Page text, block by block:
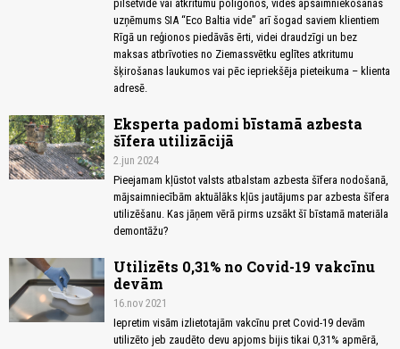
pilsētvidē vai atkritumu poligonos, vides apsaimniekošanas
uzņēmums SIA “Eco Baltia vide” arī šogad saviem klientiem
Rīgā un reģionos piedāvās ērti, videi draudzīgi un bez
maksas atbrīvoties no Ziemassvētku eglītes atkritumu
šķirošanas laukumos vai pēc iepriekšēja pieteikuma – klienta
adresē.
Eksperta padomi bīstamā azbesta
šīfera utilizācijā
2.jun 2024
Pieejamam kļūstot valsts atbalstam azbesta šīfera nodošanā,
mājsaimniecībām aktuālāks kļūs jautājums par azbesta šīfera
utilizēšanu. Kas jāņem vērā pirms uzsākt šī bīstamā materiāla
demontāžu?
Utilizēts 0,31% no Covid-19 vakcīnu
devām
16.nov 2021
Iepretim visām izlietotajām vakcīnu pret Covid-19 devām
utilizēto jeb zaudēto devu apjoms bijis tikai 0,31% apmērā,